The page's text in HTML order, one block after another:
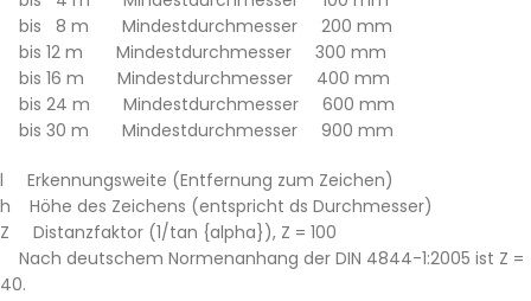
bis 8 m Mindestdurchmesser 200 mm
bis 12 m Mindestdurchmesser 300 mm
bis 16 m Mindestdurchmesser 400 mm
bis 24 m Mindestdurchmesser 600 mm
bis 30 m Mindestdurchmesser 900 mm
l Erkennungsweite (Entfernung zum Zeichen)
h Höhe des Zeichens (entspricht ds Durchmesser)
Z Distanzfaktor (1/tan {alpha}), Z = 100
Nach deutschem Normenanhang der DIN 4844-1:2005 ist Z =
40.